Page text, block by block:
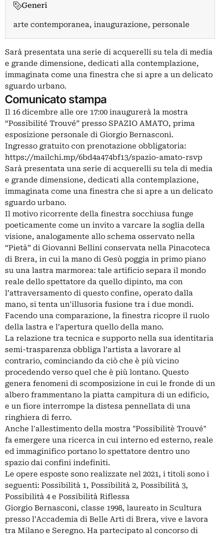
Generi
arte contemporanea, inaugurazione, personale
Sarà presentata una serie di acquerelli su tela di media
e grande dimensione, dedicati alla contemplazione,
immaginata come una finestra che si apre a un delicato
sguardo urbano.
Comunicato stampa
Il 16 dicembre alle ore 17:00 inaugurerà la mostra
“Possibilité Trouvé” presso SPAZIO AMATO, prima
esposizione personale di Giorgio Bernasconi.
Ingresso gratuito con prenotazione obbligatoria:
https://mailchi.mp/6bd4a474bf13/spazio-amato-rsvp
Sarà presentata una serie di acquerelli su tela di media
e grande dimensione, dedicati alla contemplazione,
immaginata come una finestra che si apre a un delicato
sguardo urbano.
Il motivo ricorrente della finestra socchiusa funge
poeticamente come un invito a varcare la soglia della
visione, analogamente allo schema osservato nella
“Pietà” di Giovanni Bellini conservata nella Pinacoteca
di Brera, in cui la mano di Gesù poggia in primo piano
su una lastra marmorea: tale artificio separa il mondo
reale dello spettatore da quello dipinto, ma con
l’attraversamento di questo confine, operato dalla
mano, si tenta un'illusoria fusione tra i due mondi.
Facendo una comparazione, la finestra ricopre il ruolo
della lastra e l’apertura quello della mano.
La relazione tra tecnica e supporto nella sua identitaria
semi-trasparenza obbliga l’artista a lavorare al
contrario, cominciando da ciò che è più vicino
procedendo verso quel che è più lontano. Questo
genera fenomeni di scomposizione in cui le fronde di un
albero frammentano la piatta campitura di un edificio,
e un fiore interrompe la distesa pennellata di una
ringhiera di ferro.
Anche l'allestimento della mostra "Possibilitè Trouvé"
fa emergere una ricerca in cui interno ed esterno, reale
ed immaginifico portano lo spettatore dentro uno
spazio dai confini indefiniti.
Le opere esposte sono realizzate nel 2021, i titoli sono i
seguenti: Possibilità 1, Possibilità 2, Possibilità 3,
Possibilità 4 e Possibilità Riflessa
Giorgio Bernasconi, classe 1998, laureato in Scultura
presso l’Accademia di Belle Arti di Brera, vive e lavora
tra Milano e Seregno. Ha partecipato al concorso di